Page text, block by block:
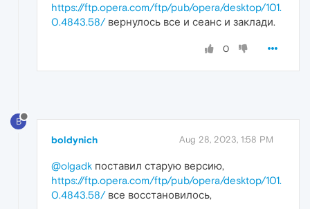
https://ftp.opera.com/ftp/pub/opera/desktop/101.
0.4843.58/вернулось все и сеанс и заклади.
0
B
boldynich Aug 28, 2023, 1:58 PM
@olgadk поставил старую версию,
https://ftp.opera.com/ftp/pub/opera/desktop/101.
0.4843.58/все восстановилось,